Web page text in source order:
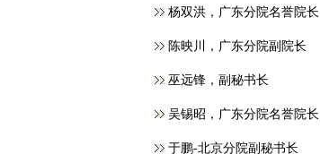
杨双洪，广东分院名誉院长
陈映川，广东分院副院长
巫远锋，副秘书长
吴锡昭，广东分院名誉院长
于鹏-北京分院副秘书长